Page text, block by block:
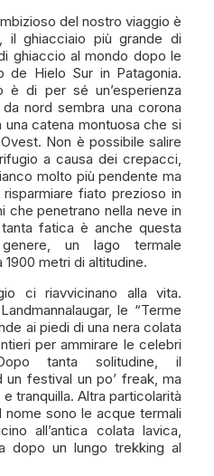
del nostro viaggio è
il ghiacciaio più grande di
ghiaccio al mondo dopo le
de Hielo Sur in Patagonia.
è di per sé un’esperienza
nord sembra una corona
catena montuosa che si
Non è possibile salire
a causa dei crepacci,
molto più pendente ma
fiato prezioso in
che penetrano nella neve in
fatica è anche questa
un lago termale
metri di altitudine.
ci riavvicinano alla vita.
le “Terme
ai piedi di una nera colata
per ammirare le celebri
tanta solitudine, il
festival un po’ freak, ma
tranquilla. Altra particolarità
sono le acque termali
all’antica colata lavica,
dopo un lungo trekking al